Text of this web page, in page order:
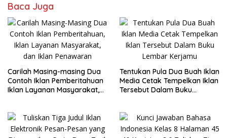
Baca Juga
Carilah Masing-masing Dua
Contoh Iklan Pemberitahuan
Iklan Layanan Masyarakat,
Tentukan Pula Dua Buah Iklan
Media Cetak Tempelkan Iklan
Tersebut Dalam Buku